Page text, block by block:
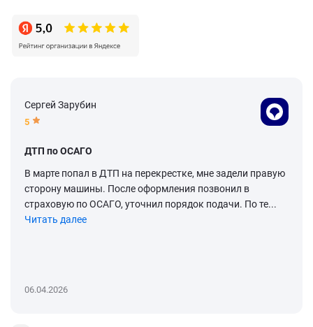
Сергей Зарубин
5
ДТП по ОСАГО
В марте попал в ДТП на перекрестке, мне задели правую
сторону машины. После оформления позвонил в
страховую по ОСАГО, уточнил порядок подачи. По те...
Читать далее
06.04.2026